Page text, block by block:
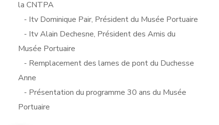
la CNTPA
- Itv Dominique Pair, Président du Musée Portuaire
- Itv Alain Dechesne, Président des Amis du
Musée Portuaire
- Remplacement des lames de pont du Duchesse
Anne
- Présentation du programme 30 ans du Musée
Portuaire